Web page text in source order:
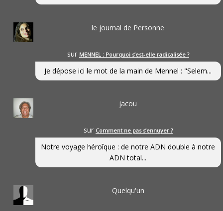
le journal de Personne
sur MENNEL : Pourquoi s’est-elle radicalisée ?
Je dépose ici le mot de la main de Mennel : "Selem...
jacou
sur Comment ne pas s’ennuyer ?
Notre voyage héroîque : de notre ADN double à notre
ADN total...
Quelqu'un